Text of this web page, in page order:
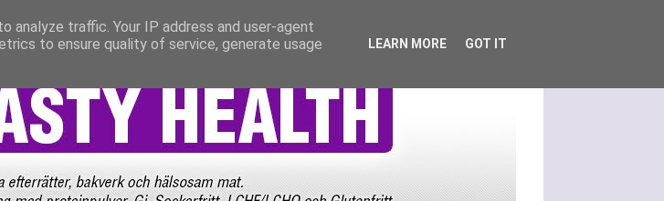
analyze traffic. Your IP address and user-agent
to ensure quality of service, generate usage
LEARN MORE GOT IT